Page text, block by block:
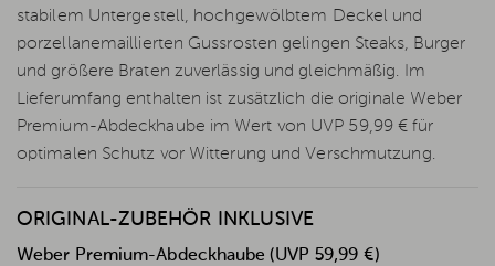
stabilem Untergestell, hochgewölbtem Deckel und
porzellanemaillierten Gussrosten gelingen Steaks, Burger
und größere Braten zuverlässig und gleichmäßig. Im
Lieferumfang enthalten ist zusätzlich die originale Weber
Premium-Abdeckhaube im Wert von UVP 59,99 € für
optimalen Schutz vor Witterung und Verschmutzung.
ORIGINAL-ZUBEHÖR INKLUSIVE
Weber Premium-Abdeckhaube (UVP 59,99 €)